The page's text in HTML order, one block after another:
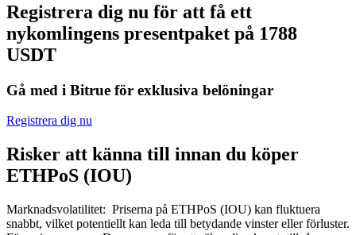
Bitrue
AI
Bitrue Partners
Registrera dig nu för att få ett
nykomlingens presentpaket på 1788
USDT
Gå med i Bitrue för exklusiva belöningar
Registrera dig nu
Risker att känna till innan du köper
ETHPoS (IOU)
Marknadsvolatilitet: Priserna på ETHPoS (IOU) kan fluktuera
snabbt, vilket potentiellt kan leda till betydande vinster eller förluster.